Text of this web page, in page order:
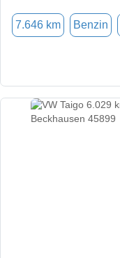
7.646 km Benzin